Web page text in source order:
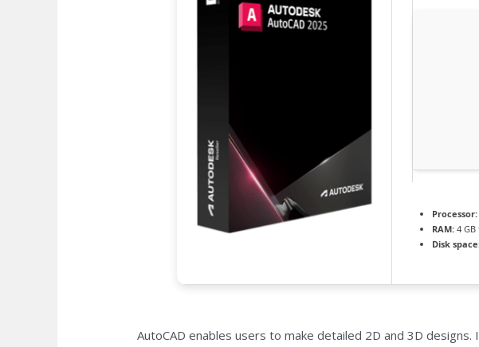
Processor:
RAM: 4
Disk
AutoCAD enables users to make detailed 2D and 3D